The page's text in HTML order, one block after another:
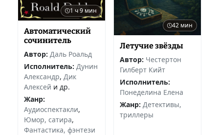
1 ч 9 мин
Автоматический
сочинитель
Автор: Даль Роальд
Исполнитель: Дунин
Александр, Дик
Алексей и др.
Жанр:
Аудиоспектакли,
Юмор, сатира,
Фантастика, фэнтези
42 мин
Летучие звёзды
Автор: Честертон
Гилберт Кийт
Исполнитель:
Понеделина Елена
Жанр: Детективы,
триллеры